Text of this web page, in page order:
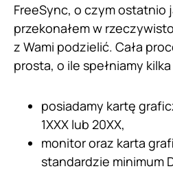
FreeSync, o czym ostatnio
przekonałem w
z Wami podzielić. Cała
prosta, o ile spełniamy
posiadamy kartę
1XXX lub 20XX,
monitor oraz karta
standardzie minimum